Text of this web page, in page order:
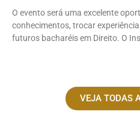
O evento será uma excelente
conhecimentos, trocar
futuros bacharéis em Direito. O
VEJA TODAS